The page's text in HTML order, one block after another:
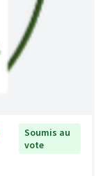
Soumis au
vote